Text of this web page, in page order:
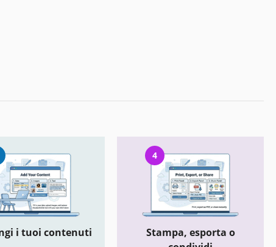
i tuoi contenuti
4
Stampa, esporta o